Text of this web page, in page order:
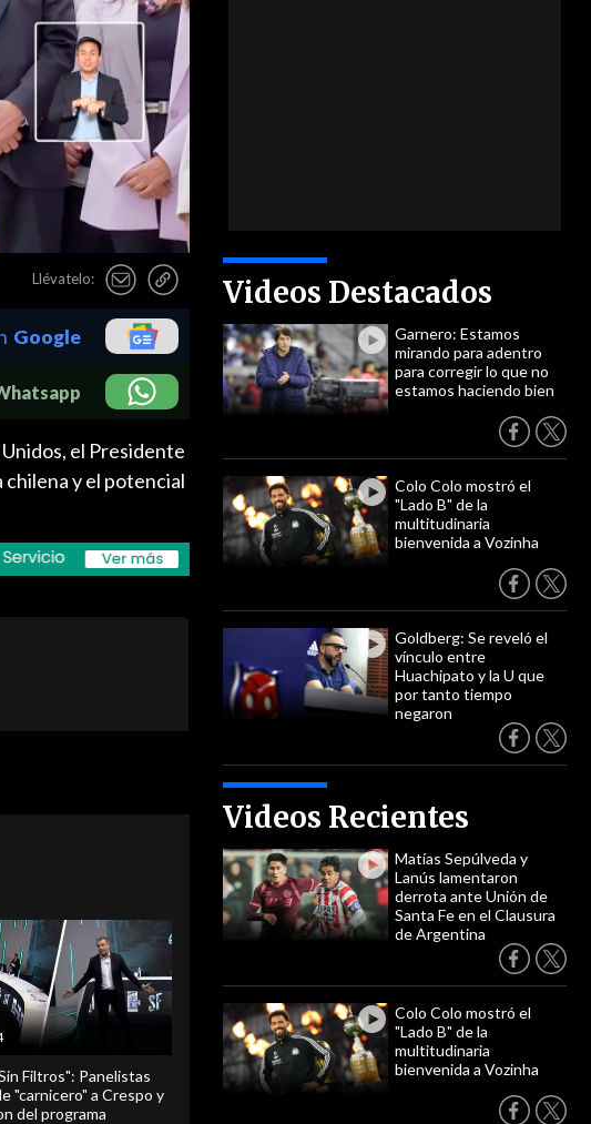
Llévatelo: Videos Destacados
Garnero: Estamos
mirando para adentro
para corregir lo que no
estamos haciendo bien
Colo Colo mostró el
"Lado B" de la
multitudinaria
bienvenida a Vozinha
Goldberg: Se reveló el
vínculo entre
Huachipato y la U que
por tanto tiempo
negaron
Videos Recientes
Matías Sepúlveda y
Lanús lamentaron
derrota ante Unión de
Santa Fe en el Clausura
de Argentina
Colo Colo mostró el
"Lado B" de la
multitudinaria
bienvenida a Vozinha
Google
el Presidente
chilena y el potencial
Filtros": Panelistas
"carnicero" a Crespo y
del programa